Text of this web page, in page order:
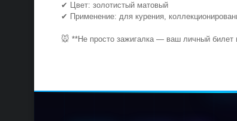
✔ Цвет: золотистый матовый
✔ Применение: для курения,
🐭 **Не просто зажигалка — ваш личный